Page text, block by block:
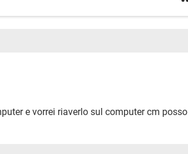
e vorrei riaverlo sul computer cm posso